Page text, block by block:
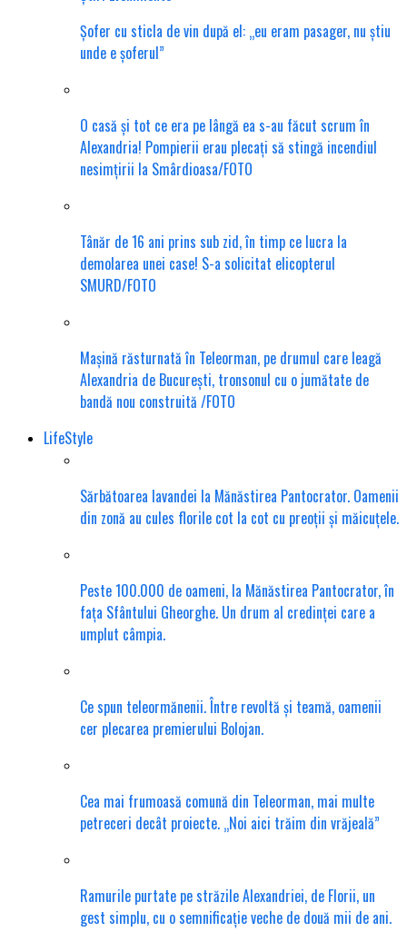
Șofer cu sticla de vin după el: „eu eram pasager, nu știu
unde e șoferul”
O casă și tot ce era pe lângă ea s-au făcut scrum în
Alexandria! Pompierii erau plecați să stingă incendiul
nesimțirii la Smârdioasa/FOTO
Tânăr de 16 ani prins sub zid, în timp ce lucra la
demolarea unei case! S-a solicitat elicopterul
SMURD/FOTO
Mașină răsturnată în Teleorman, pe drumul care leagă
Alexandria de București, tronsonul cu o jumătate de
bandă nou construită /FOTO
LifeStyle
Sărbătoarea lavandei la Mănăstirea Pantocrator. Oamenii
din zonă au cules florile cot la cot cu preoții și măicuțele.
Peste 100.000 de oameni, la Mănăstirea Pantocrator, în
fața Sfântului Gheorghe. Un drum al credinței care a
umplut câmpia.
Ce spun teleormănenii. Între revoltă și teamă, oamenii
cer plecarea premierului Bolojan.
Cea mai frumoasă comună din Teleorman, mai multe
petreceri decât proiecte. „Noi aici trăim din vrăjeală”
Ramurile purtate pe străzile Alexandriei, de Florii, un
gest simplu, cu o semnificație veche de două mii de ani.